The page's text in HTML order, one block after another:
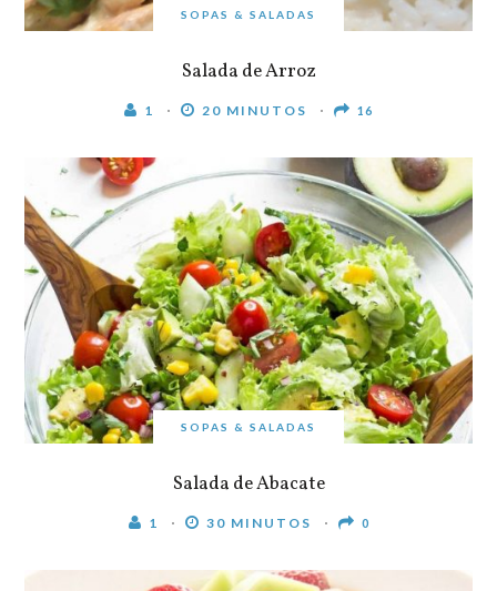
SOPAS & SALADAS
Salada de Arroz
1 20 MINUTOS 16
SOPAS & SALADAS
Salada de Abacate
1 30 MINUTOS 0